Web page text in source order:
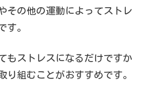
その他の運動によってストレ
す。
もストレスになるだけですか
り組むことがおすすめです。